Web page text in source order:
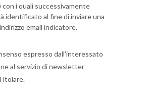
i quali successivamente
identificato al fine di inviare una
email indicatore.
espresso dall'interessato
al servizio di newsletter